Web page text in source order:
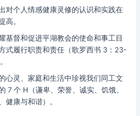
对个人情感健康灵修的认识和实践在
高。
基督和促进平湖教会的使命和事工目
式履行职责和责任（歌罗西书 3：23-
心灵、家庭和生活中珍视我们同工文
7 个 H（谦卑、荣誉、诚实、饥饿、
健康与和谐）。